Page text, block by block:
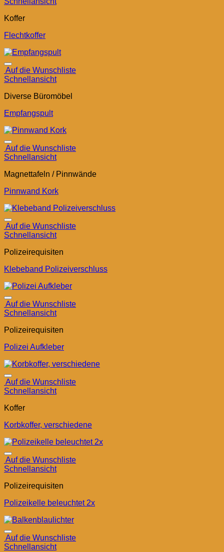
Koffer
Flechtkoffer
Auf die Wunschliste
Schnellansicht
Diverse Büromöbel
Empfangspult
Auf die Wunschliste
Schnellansicht
Magnettafeln / Pinnwände
Pinnwand Kork
Auf die Wunschliste
Schnellansicht
Polizeirequisiten
Klebeband Polizeiverschluss
Auf die Wunschliste
Schnellansicht
Polizeirequisiten
Polizei Aufkleber
Auf die Wunschliste
Schnellansicht
Koffer
Korbkoffer, verschiedene
Auf die Wunschliste
Schnellansicht
Polizeirequisiten
Polizeikelle beleuchtet 2x
Auf die Wunschliste
Schnellansicht